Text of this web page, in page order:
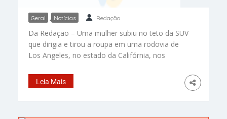
Geral , Notícias Redação
Da Redação – Uma mulher subiu no teto da SUV
que dirigia e tirou a roupa em uma rodovia de
Los Angeles, no estado da Califórnia, nos
abordagem policial. O caso ocorreu na I-405,
perto de Culver City, bairro de Los Angeles, em 5
de junho. Segundo o TMZ
Leia Mais